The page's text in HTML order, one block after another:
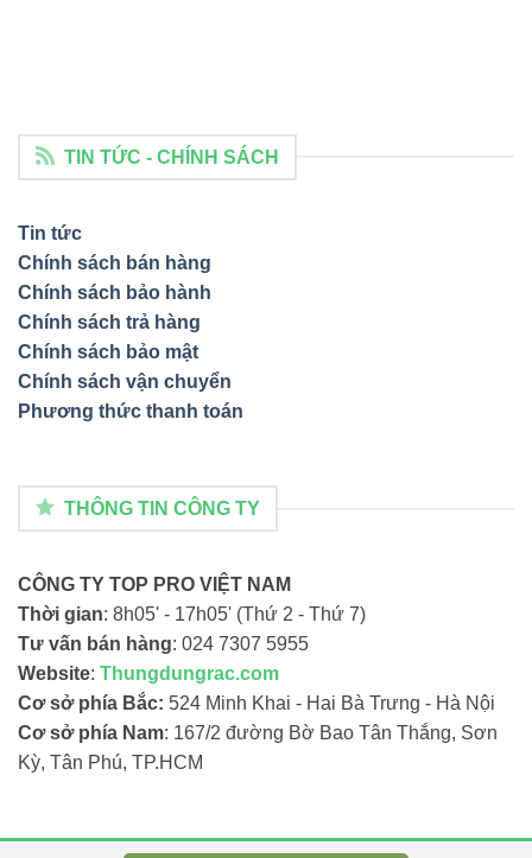
TIN TỨC - CHÍNH SÁCH
Tin tức
Chính sách bán hàng
Chính sách bảo hành
Chính sách trả hàng
Chính sách bảo mật
Chính sách vận chuyển
Phương thức thanh toán
THÔNG TIN CÔNG TY
CÔNG TY TOP PRO VIỆT NAM
Thời gian: 8h05' - 17h05' (Thứ 2 - Thứ 7)
Tư vấn bán hàng: 024 7307 5955
Website: Thungdungrac.com
Cơ sở phía Bắc: 524 Minh Khai - Hai Bà Trưng - Hà Nội
Cơ sở phía Nam: 167/2 đường Bờ Bao Tân Thắng, Sơn
Kỳ, Tân Phú, TP.HCM